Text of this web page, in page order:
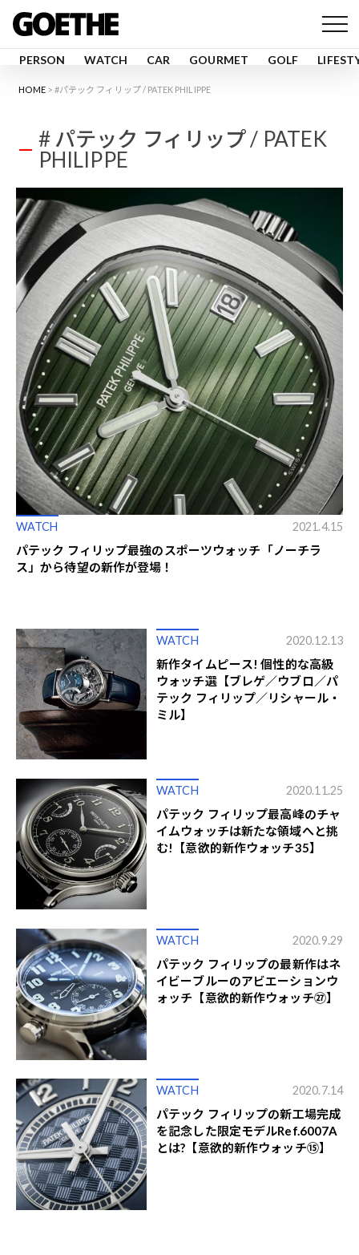
PERSON WATCH CAR GOURMET GOLF
HOME #パテック フィリップ / PATEK PHILIPPE
# パテック フィリップ / PATEK
PHILIPPE
WATCH 2021.4.15
パテック フィリップ最強のスポーツウォッチ「ノーチラ
ス」から待望の新作が登場！
WATCH 2020.12.13
新作タイムピース! 個性的な高級
ウォッチ選【ブレゲ／ウブロ／パ
テック フィリップ／リシャール・
ミル】
WATCH 2020.11.25
パテック フィリップ最高峰のチャ
イムウォッチは新たな領域へと挑
む!【意欲的新作ウォッチ35】
WATCH 2020.9.29
パテック フィリップの最新作はネ
イビーブルーのアビエーションウ
ォッチ【意欲的新作ウォッチ㉗】
WATCH 2020.7.14
パテック フィリップの新工場完成
を記念した限定モデルRef.6007A
とは?【意欲的新作ウォッチ⑮】